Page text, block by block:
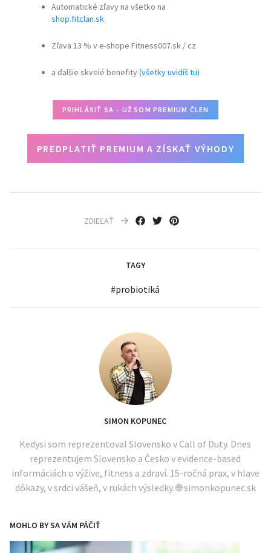
Automatické zľavy na všetko na
shop.fitclan.sk
Zľava 13 % v e-shope Fitness007.sk / cz
a ďalšie skvelé benefity(všetky uvidíš tu)
PRIHLÁSIŤ SA – UŽ SOM PREMIUM ČLEN
PREDPLATIŤ PREMIUM A ZÍSKAŤ VÝHODY
ZDIEĽAŤ
TAGY
#probiotiká
SIMON KOPUNEC
Kedysi som reprezentoval Slovensko v Call of Duty. Dnes
reprezentujem Slovensko a Česko v evidence-based
informáciách o výžive, fitness a zdraví. 15-ročná prax, v hlave
dôkazy, v srdci vášeň, v rukách výsledky. 🌐 simonkopunec.sk
MOHLO BY SA VÁM PÁČIŤ